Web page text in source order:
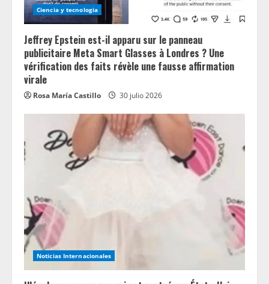
Ciencia y tecnologia
Jeffrey Epstein est-il apparu sur le panneau
publicitaire Meta Smart Glasses à Londres ? Une
vérification des faits révèle une fausse affirmation
virale
Rosa María Castillo 30 julio 2026
Noticias Internacionales